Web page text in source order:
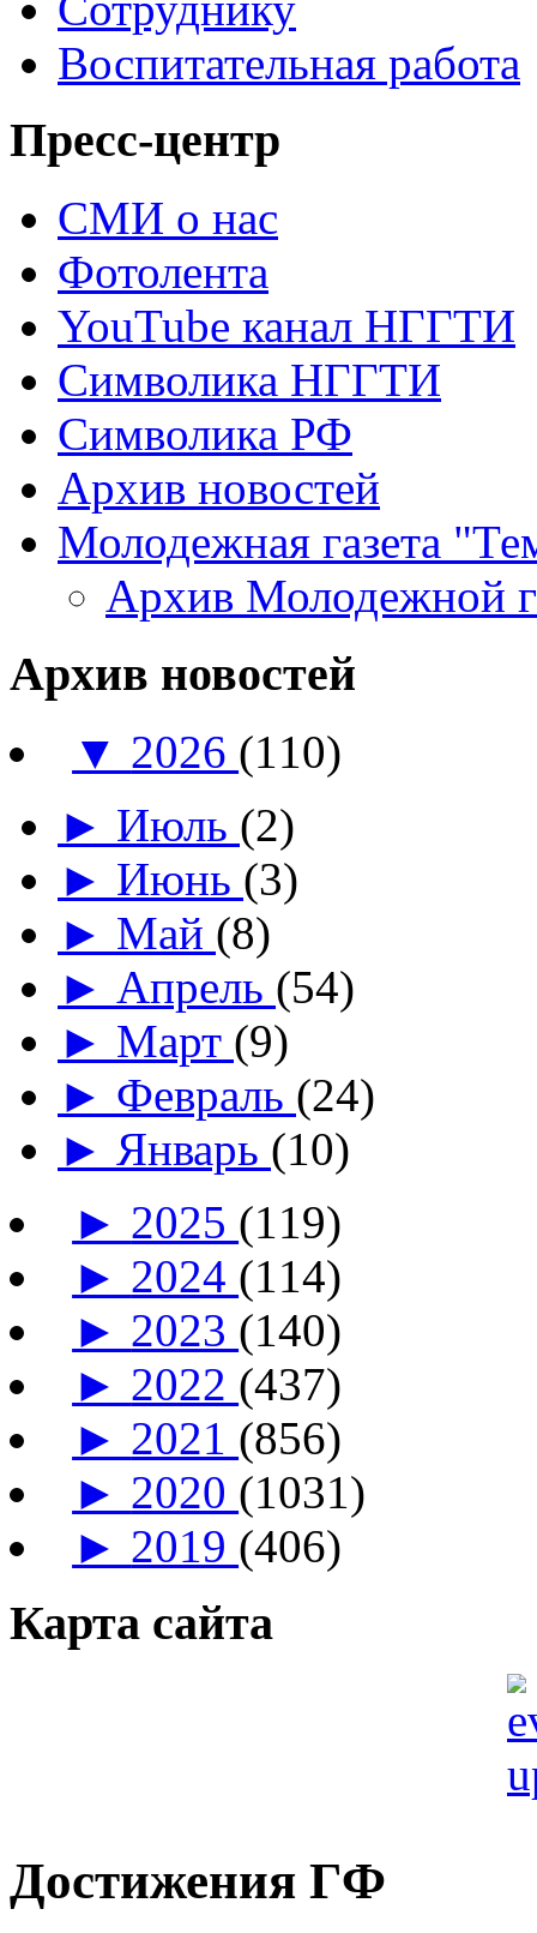
Воспитательная работа
Пресс-центр
СМИ о нас
Фотолента
YouTube канал НГГТИ
Символика НГГТИ
Символика РФ
Архив новостей
Молодежная газета
Архив Молодежной
Архив новостей
▼ 2026 (110)
► Июль (2)
► Июнь (3)
► Май (8)
► Апрель (54)
► Март (9)
► Февраль (24)
► Январь (10)
► 2025 (119)
► 2024 (114)
► 2023 (140)
► 2022 (437)
► 2021 (856)
► 2020 (1031)
► 2019 (406)
Карта сайта
Достижения ГФ